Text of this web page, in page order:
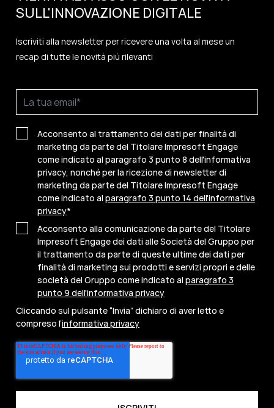
SULL'INNOVAZIONE DIGITALE
Iscriviti alla newsletter per ricevere una volta al mese un
recap di tutte le novità più rilevanti
Acconsento al trattamento dei dati per finalità di
marketing da parte del Titolare Impresoft Engage
come indicato al paragrafo 3 punto 8 dell'informativa
privacy, nonché per la ricezione di newsletter di
marketing da parte del Titolare Impresoft Engage
come indicato al paragrafo 3 punto 14 dell'informativa
privacy*
Acconsento alla comunicazione da parte del Titolare
Impresoft Engage dei dati alle Società del Gruppo per
il trattamento da parte di queste ultime dei dati per
finalità di marketing sui prodotti e servizi propri e delle
società del Gruppo come indicato al paragrafo 3
punto 9 dell'informativa privacy
Cliccando sul pulsante “Invia” dichiaro di aver letto e
compreso l’informativa privacy